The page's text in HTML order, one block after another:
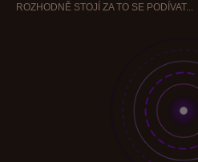
ROZHODNĚ STOJÍ ZA TO SE PODÍVAT...